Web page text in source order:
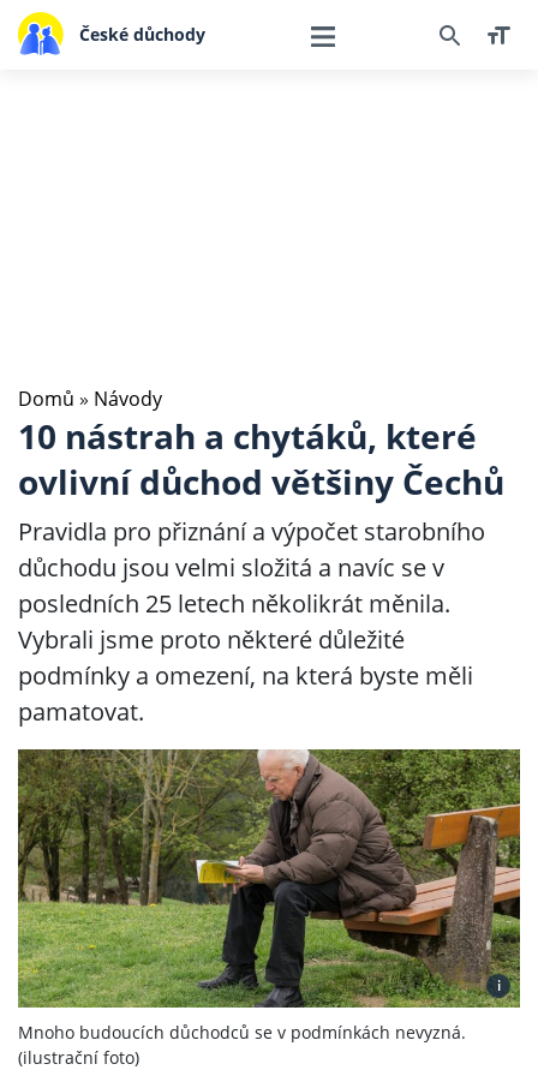
České důchody
Domů » Návody
10 nástrah a chytáků, které
ovlivní důchod většiny Čechů
Pravidla pro přiznání a výpočet starobního
důchodu jsou velmi složitá a navíc se v
posledních 25 letech několikrát měnila.
Vybrali jsme proto některé důležité
podmínky a omezení, na která byste měli
pamatovat.
i
Mnoho budoucích důchodců se v podmínkách nevyzná.
(ilustrační foto)